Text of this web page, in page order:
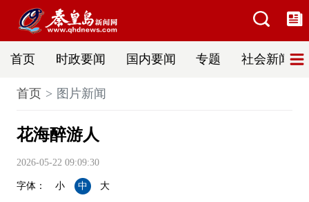
首页 时政要闻 国内要闻 专题 社会新闻
首页 图片新闻
花海醉游人
2026-05-22 09:09:30
字体： 小 中 大